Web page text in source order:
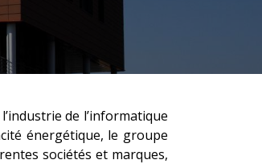
de l’informatique
énergétique, le groupe
sociétés et marques,